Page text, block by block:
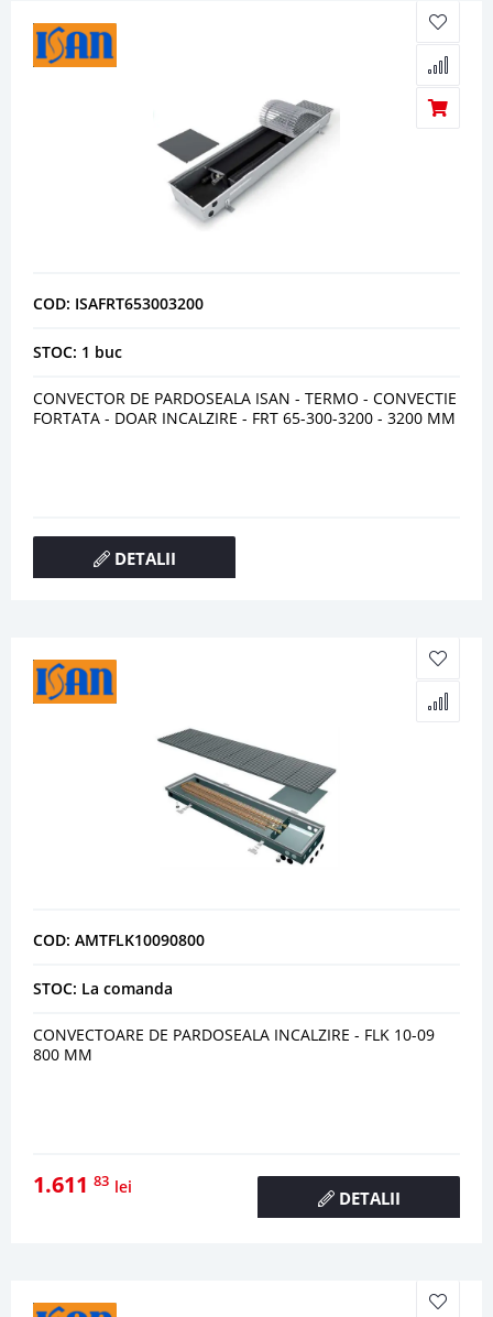
COD: ISAFRT653003200
STOC: 1 buc
CONVECTOR DE PARDOSEALA ISAN - TERMO - CONVECTIE
FORTATA - DOAR INCALZIRE - FRT 65-300-3200 - 3200 MM
DETALII
COD: AMTFLK10090800
STOC: La comanda
CONVECTOARE DE PARDOSEALA INCALZIRE - FLK 10-09
800 MM
1.611 83 lei
DETALII